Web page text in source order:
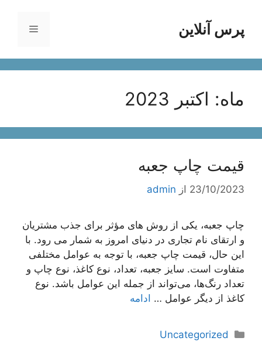
محتواپرس آنلاین فهرست
ماه: اکتبر 2023
قیمت چاپ جعبه
23/10/2023 از admin
چاپ جعبه، یکی از روش‌ های مؤثر برای جذب مشتریان
و ارتقای نام تجاری در دنیای امروز به شمار می رود. با
این حال، قیمت چاپ جعبه، با توجه به عوامل مختلفی
متفاوت است. سایز جعبه، تعداد، نوع کاغذ، نوع چاپ و
تعداد رنگ‌ها، می‌تواند از جمله این عوامل باشد. نوع
کاغذ از دیگر عوامل … ادامه
دسته‌ها
Uncategorized